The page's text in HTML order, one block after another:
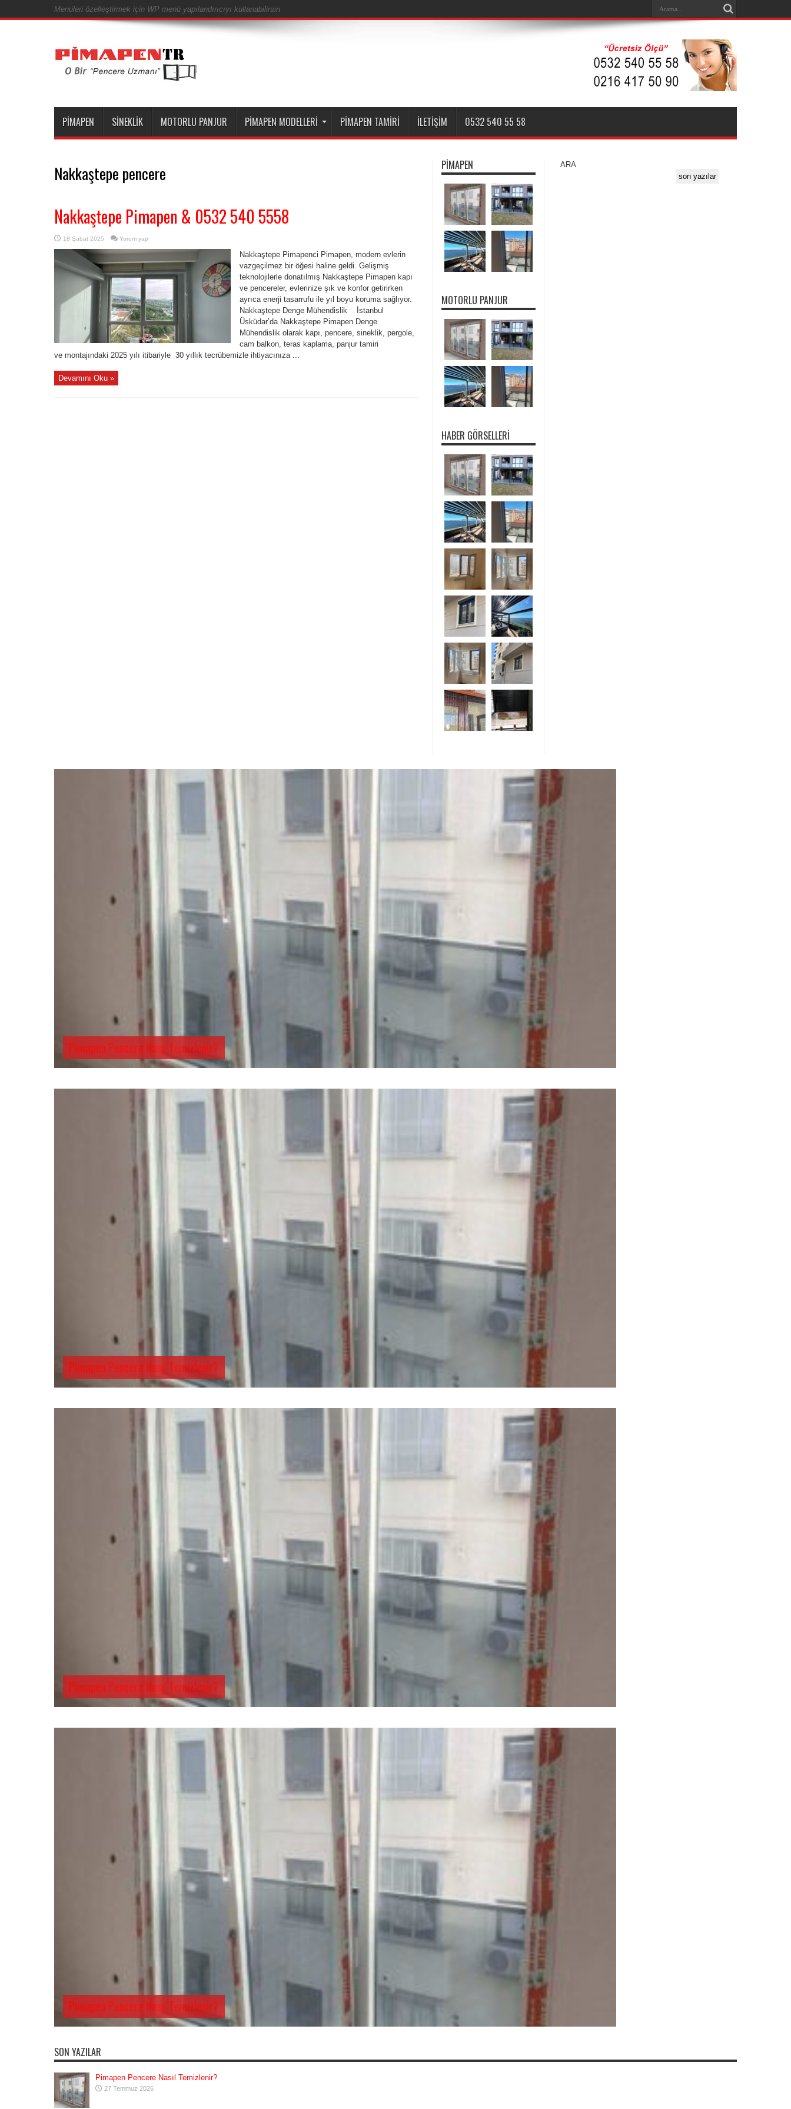
Menüleri özelleştirmek için WP menü yapılandırıcıyı kullanabilirsin
PIMAPEN SINEKLIK MOTORLU PANJUR PIMAPEN MODELLERI PIMAPEN TAMIRI İLETIŞIM 0532 540 55 58
Nakkaştepe pencere
Nakkaştepe Pimapen & 0532 540 5558
18 Şubat 2025 Yorum yap
Nakkaştepe Pimapenci Pimapen, modern evlerin
vazgeçilmez bir öğesi haline geldi. Gelişmiş
teknolojilerle donatılmış Nakkaştepe Pimapen kapı
ve pencereler, evlerinize şık ve konfor getirirken
ayrıca enerji tasarrufu ile yıl boyu koruma sağlıyor.
Nakkaştepe Denge Mühendislik İstanbul
Üsküdar’da Nakkaştepe Pimapen Denge
Mühendislik olarak kapı, pencere, sineklik, pergole,
cam balkon, teras kaplama, panjur tamiri
ve montajındaki 2025 yılı itibariyle 30 yıllık tecrübemizle ihtiyacınıza ...
Devamını Oku »
PIMAPEN
MOTORLU PANJUR
HABER GÖRSELLERI
ARA
son yazılar
Pimapen Pencere Nasıl Temizlenir?
Pimapen Pencere Nasıl Temizlenir?
Pimapen Pencere Nasıl Temizlenir?
Pimapen Pencere Nasıl Temizlenir?
SON YAZILAR
Pimapen Pencere Nasıl Temizlenir?
27 Temmuz 2026